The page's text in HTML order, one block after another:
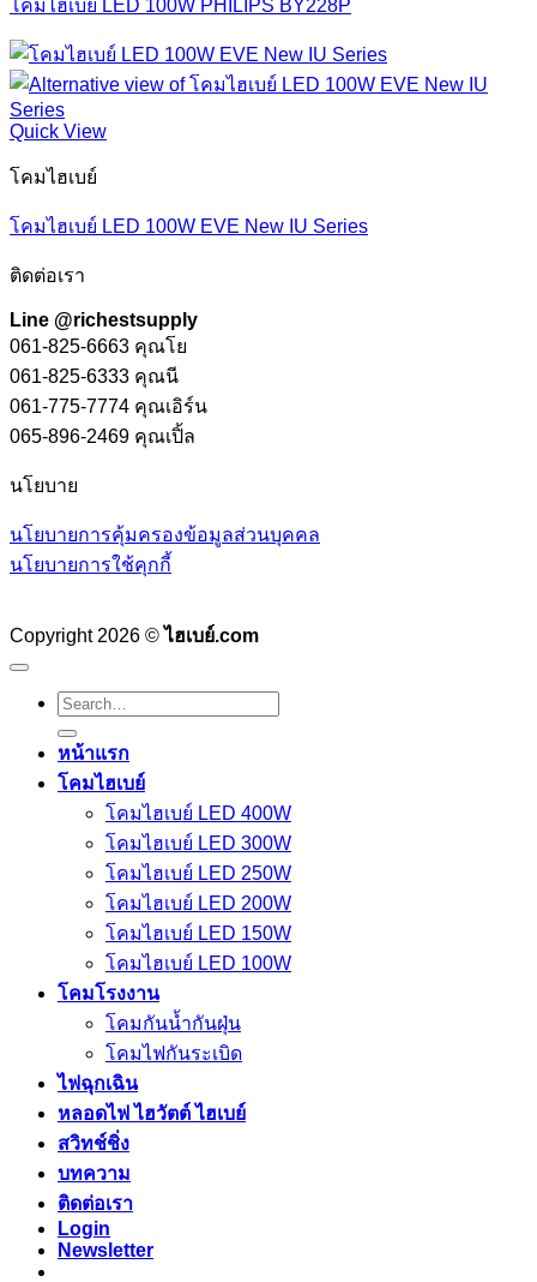
โคมไฮเบย์ LED 100W PHILIPS BY228P
Quick View
โคมไฮเบย์
โคมไฮเบย์ LED 100W EVE New IU Series
ติดต่อเรา
Line @richestsupply
061-825-6663 คุณโย
061-825-6333 คุณนี
061-775-7774 คุณเอิร์น
065-896-2469 คุณเปิ้ล
นโยบาย
นโยบายการคุ้มครองข้อมูลส่วนบุคคล
นโยบายการใช้คุกกี้
Copyright 2026 ©ไฮเบย์.com
Search
for:
หน้าแรก
โคมไฮเบย์
โคมไฮเบย์ LED 400W
โคมไฮเบย์ LED 300W
โคมไฮเบย์ LED 250W
โคมไฮเบย์ LED 200W
โคมไฮเบย์ LED 150W
โคมไฮเบย์ LED 100W
โคมโรงงาน
โคมกันน้ำกันฝุ่น
โคมไฟกันระเบิด
ไฟฉุกเฉิน
หลอดไฟ ไฮวัตต์ ไฮเบย์
สวิทช์ชิ่ง
บทความ
ติดต่อเรา
Login
Newsletter